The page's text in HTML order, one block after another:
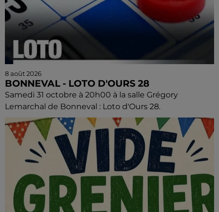
8 août 2026
BONNEVAL - LOTO D'OURS 28
Samedi 31 octobre à 20h00 à la salle Grégory
Lemarchal de Bonneval : Loto d'Ours 28.